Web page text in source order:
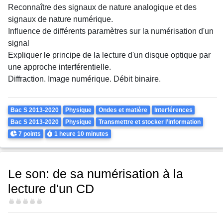
Reconnaître des signaux de nature analogique et des
signaux de nature numérique.
Influence de différents paramètres sur la numérisation d'un
signal
Expliquer le principe de la lecture d'un disque optique par
une approche interférentielle.
Diffraction. Image numérique. Débit binaire.
Theme
Bac S 2013-2020 Physique Ondes et matière
Interférences
Bac S 2013-2020
Physique Transmettre et stocker l’information
Points
7 points Durée
1 heure10 minutes
Le son: de sa numérisation à la
lecture d'un CD
Difficulté